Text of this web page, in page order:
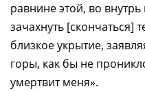
равнине этой, во
зачахнуть [скончаться]
близкое укрытие,
горы, как бы не
умертвит меня».